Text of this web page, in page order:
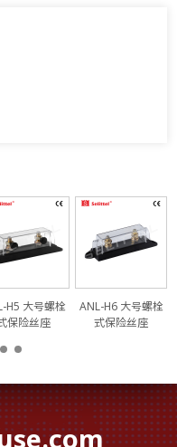
H5 大号螺栓
保险丝座
ANL-H6 大号螺栓
式保险丝座